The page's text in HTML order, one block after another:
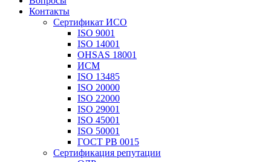
Контакты
Сертификат ИСО
ISO 9001
ISO 14001
OHSAS 18001
ИСМ
ISO 13485
ISO 20000
ISO 22000
ISO 29001
ISO 45001
ISO 50001
ГОСТ РВ 0015
Сертификация репутации